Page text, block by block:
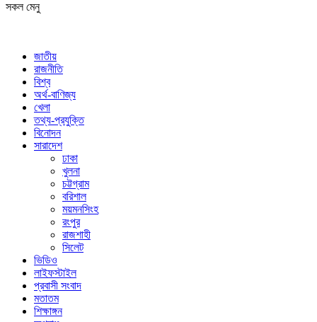
সকল মেনু
জাতীয়
রাজনীতি
বিশ্ব
অর্থ-বাণিজ্য
খেলা
তথ্য-প্রযুক্তি
বিনোদন
সারাদেশ
ঢাকা
খুলনা
চট্টগ্রাম
বরিশাল
ময়মনসিংহ
রংপুর
রাজশাহী
সিলেট
ভিডিও
লাইফস্টাইল
প্রবাসী সংবাদ
মতাতম
শিক্ষাঙ্গন